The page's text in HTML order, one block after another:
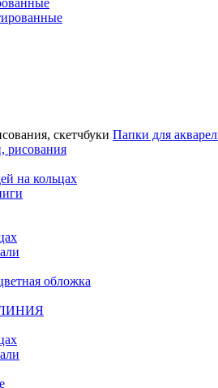
Папки для
рисования
на кольцах
обложка
ЛИНИЯ